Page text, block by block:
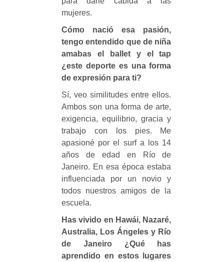
mujeres.
Cómo nació esa pasión,
tengo entendido que de niña
amabas el ballet y el tap
¿este deporte es una forma
de expresión para ti?
Sí, veo similitudes entre ellos.
Ambos son una forma de arte,
exigencia, equilibrio, gracia y
trabajo con los pies. Me
apasioné por el surf a los 14
años de edad en Río de
Janeiro. En esa época estaba
influenciada por un novio y
todos nuestros amigos de la
escuela.
Has vivido en Hawái, Nazaré,
Australia, Los Ángeles y Río
de Janeiro ¿Qué has
aprendido en estos lugares